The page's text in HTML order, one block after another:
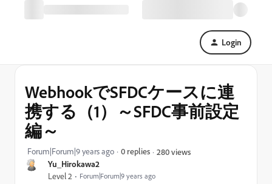
Login
Yu_Hirokawa2
Level 2 Forum|Forum|9 years ago
WebhookでSFDCケースに連
携する（1）～SFDC事前設定
編～
Forum|Forum|9 years ago 0 replies 280 views